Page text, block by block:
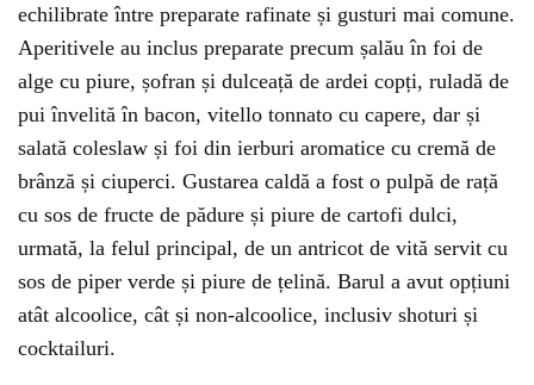
echilibrate între preparate rafinate și gusturi mai comune.
Aperitivele au inclus preparate precum șalău în foi de
alge cu piure, șofran și dulceață de ardei copți, ruladă de
pui învelită în bacon, vitello tonnato cu capere, dar și
salată coleslaw și foi din ierburi aromatice cu cremă de
brânză și ciuperci. Gustarea caldă a fost o pulpă de rață
cu sos de fructe de pădure și piure de cartofi dulci,
urmată, la felul principal, de un antricot de vită servit cu
sos de piper verde și piure de țelină. Barul a avut opțiuni
atât alcoolice, cât și non-alcoolice, inclusiv shoturi și
cocktailuri.